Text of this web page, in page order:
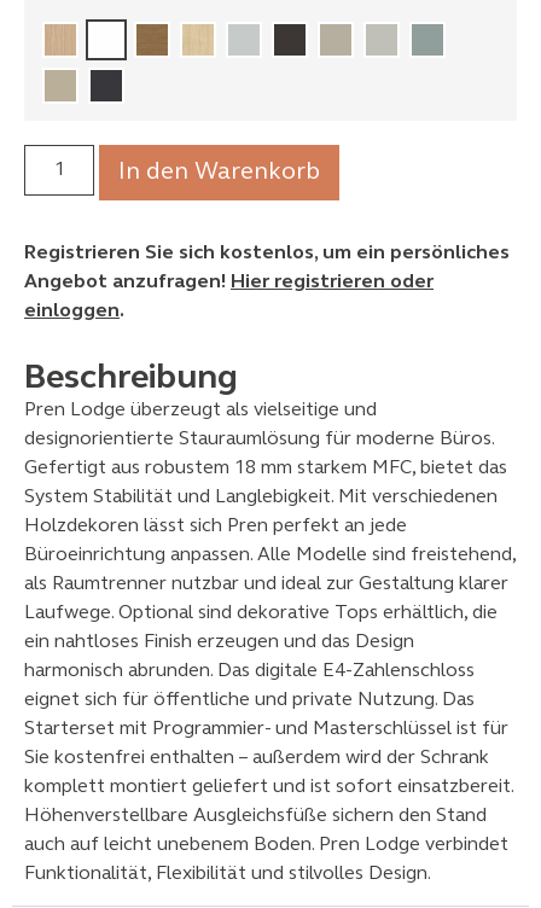
In den Warenkorb
Registrieren Sie sich kostenlos, um ein persönliches
Angebot anzufragen! Hier registrieren oder
einloggen.
Beschreibung
Pren Lodge überzeugt als vielseitige und
designorientierte Stauraumlösung für moderne Büros.
Gefertigt aus robustem 18 mm starkem MFC, bietet das
System Stabilität und Langlebigkeit. Mit verschiedenen
Holzdekoren lässt sich Pren perfekt an jede
Büroeinrichtung anpassen. Alle Modelle sind freistehend,
als Raumtrenner nutzbar und ideal zur Gestaltung klarer
Laufwege. Optional sind dekorative Tops erhältlich, die
ein nahtloses Finish erzeugen und das Design
harmonisch abrunden. Das digitale E4-Zahlenschloss
eignet sich für öffentliche und private Nutzung. Das
Starterset mit Programmier- und Masterschlüssel ist für
Sie kostenfrei enthalten – außerdem wird der Schrank
komplett montiert geliefert und ist sofort einsatzbereit.
Höhenverstellbare Ausgleichsfüße sichern den Stand
auch auf leicht unebenem Boden. Pren Lodge verbindet
Funktionalität, Flexibilität und stilvolles Design.